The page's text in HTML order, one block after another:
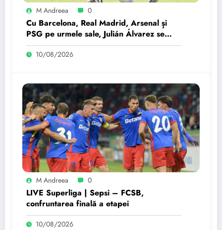
M Andreea 0
Cu Barcelona, Real Madrid, Arsenal și
PSG pe urmele sale, Julián Álvarez se
întoarce la antrenamentele echipei
Atletico Madrid
10/08/2026
M Andreea 0
LIVE Superliga | Sepsi – FCSB,
confruntarea finală a etapei
10/08/2026